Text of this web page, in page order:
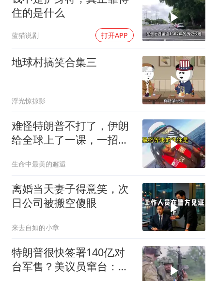
住的是什么
蓝猫说剧 打开APP
地球村搞笑合集三
浮光惊掠影
难怪特朗普不打了，伊朗
给全球上了一课，一招吃
生命中最美的邂逅
离婚当天妻子得意笑，次
日公司被搬空傻眼
来去自如的小章
特朗普很快签署140亿对
台军售？美议员窜台：必